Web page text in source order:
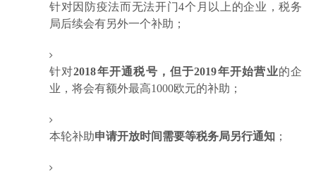
针对因防疫法而无法开门4个月以上的企业，税务
局后续会有另外一个补助；
针对2018年开通税号，但于2019年开始营业的企
业，将会有额外最高1000欧元的补助；
本轮补助申请开放时间需要等税务局另行通知 ；